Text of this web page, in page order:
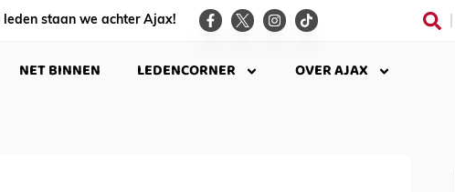
leden staan we achter Ajax!
NET BINNEN LEDENCORNER OVER AJAX